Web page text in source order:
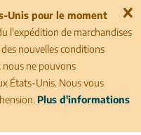
Unis pour le moment
l'expédition de marchandises
nouvelles conditions
nous ne pouvons
États-Unis. Nous vous
Plus d'informations